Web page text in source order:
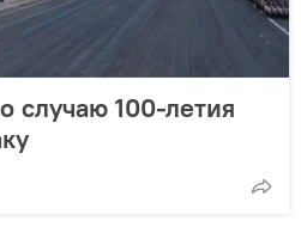
случаю 100-летия